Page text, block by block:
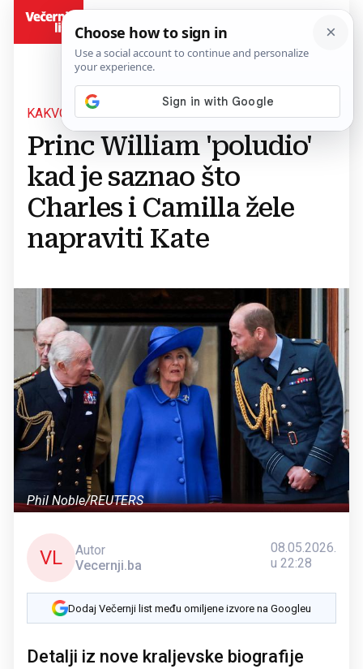
KAKVO NEPOŠTOVANJE!
Princ William 'poludio'
kad je saznao što
Charles i Camilla žele
napraviti Kate
Phil Noble/REUTERS
VL
Autor
Vecernji.ba
08.05.2026.
u 22:28
Dodaj Večernji list među omiljene izvore na Googleu
Detalji iz nove kraljevske biografije